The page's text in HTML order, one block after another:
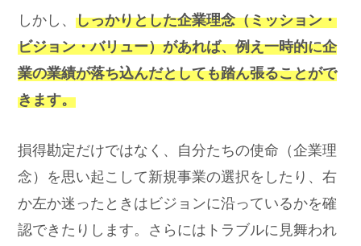
しかし、しっかりとした企業理念（ミッション・
ビジョン・バリュー）があれば、例え一時的に企
業の業績が落ち込んだとしても踏ん張ることがで
きます。
損得勘定だけではなく、自分たちの使命（企業理
念）を思い起こして新規事業の選択をしたり、右
か左か迷ったときはビジョンに沿っているかを確
認できたりします。さらにはトラブルに見舞われ